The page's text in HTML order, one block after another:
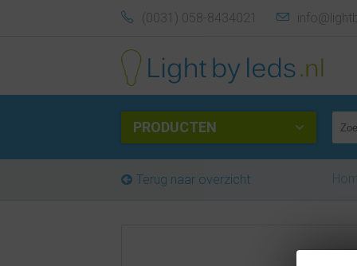
(0031) 058-8434021
PRODUCTEN
Terug naar overzicht